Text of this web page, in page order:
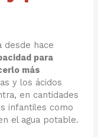
desde hace
para
más
y los ácidos
en cantidades
infantiles como
el agua potable.